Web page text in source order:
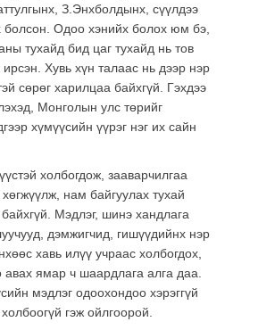
З.Энхболдынх, сүүлдээ
болсон. Одоо хэнийх болох юм бэ,
тухайд бид цаг тухайд нь тов
Хувь хүн талаас нь дээр нэр
сөрөг харилцаа байхгүй. Гэхдээ
Монголын улс төрийг
хүмүүсийн үүрэг нэг их сайн
холбогдож, зааварчилгаа
нам байгуулах тухай
Мэдлэг, шинэ хандлага
дэмжигчид, гишүүдийнх нэр
хавь илүү учраас холбогдох,
авах ямар ч шаардлага алга даа.
мэдлэг одоохондоо хэрэггүй
гэж ойлгоорой.